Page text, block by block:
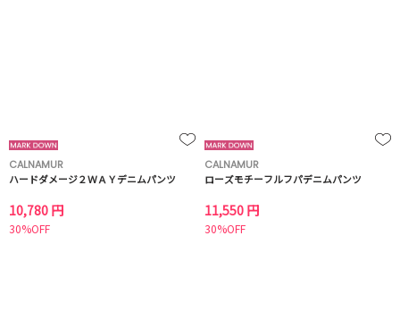
CALNAMUR
ハードダメージ２ＷＡＹデニムパンツ
10,780 円
30%OFF
CALNAMUR
ローズモチーフルフパデニムパンツ
11,550 円
30%OFF